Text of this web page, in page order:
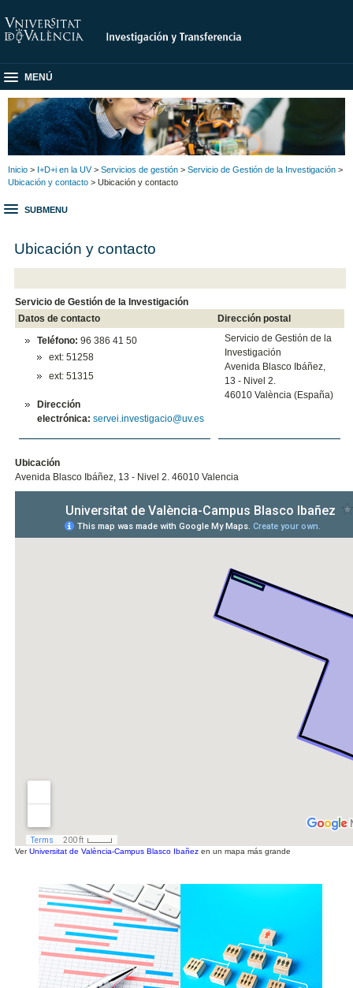
MENÚ
Inicio > I+D+i en la UV> Servicios de gestión > Servicio de Gestión de la Investigación >
Ubicación y contacto > Ubicación y contacto
SUBMENU
Ubicación y contacto
Servicio de Gestión de la Investigación
Datos de contacto
Dirección postal
Teléfono: 96 386 41 50
ext: 51258
ext: 51315
Dirección
electrónica:servei.investigacio@uv.es
Servicio de Gestión de la
Investigación
Avenida Blasco Ibáñez,
13 - Nivel 2.
46010 València (España)
Ubicación
Avenida Blasco Ibáñez, 13 - Nivel 2. 46010 Valencia
VerUniversitat de València-Campus Blasco Ibañez en un mapa más grande